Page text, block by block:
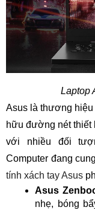
Laptop
Asus là thương
hữu đường nét thiết
với nhiều đối
Computer đang
tính xách tay Asus
Asus
nhẹ, bóng